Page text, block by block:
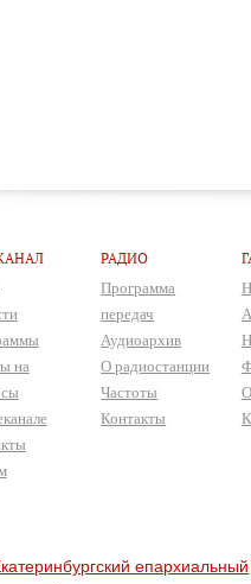
на
РАДИО
Программа
передач
Аудиоархив
О радиостанции
Частоты
Контакты
епархиальный